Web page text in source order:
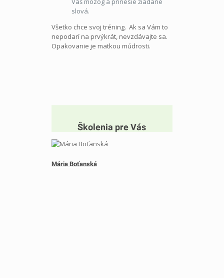
slová.
Všetko chce svoj tréning. Ak sa Vám to
nepodarí na prvýkrát, nevzdávajte sa.
Opakovanie je matkou múdrosti.
Školenia pre Vás
Mária Boťanská